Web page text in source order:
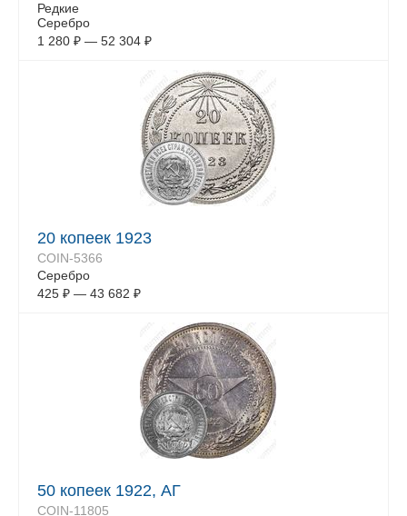
Редкие
Серебро
1 280 ₽ — 52 304 ₽
20 копеек 1923
COIN-5366
Серебро
425 ₽ — 43 682 ₽
50 копеек 1922, АГ
COIN-11805